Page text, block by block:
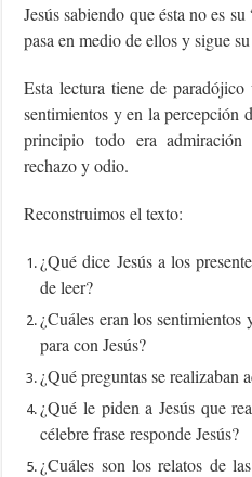
Jesús sabiendo que ésta no es
pasa en medio de ellos y sigue
Esta lectura tiene de
sentimientos y en la percepción
principio todo era
rechazo y odio.
Reconstruimos el texto:
¿Qué dice Jesús a los
de leer?
¿Cuáles eran los
para con Jesús?
¿Qué preguntas se realizaban
¿Qué le piden a Jesús que
célebre frase responde Jesús?
¿Cuáles son los relatos de